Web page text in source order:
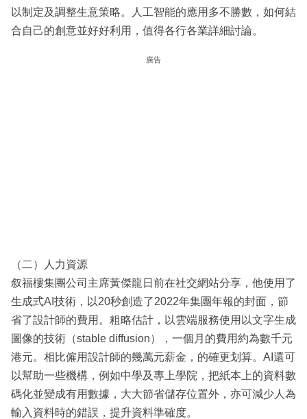
以制定及調整生意策略。人工智能的應用多不勝數，如何結
合自己的創意並好好利用，值得各行各業詳細討論。
廣告
（二）人力資源
叙福樓集團公司主席黃傑龍日前在社交網站分享，他使用了
生成式AI技術，以20秒創造了2022年集團年報的封面，節
省了設計師的費用。粗略估計，以雲端服務使用以文字生成
圖像的技術（stable diffusion），一個月的費用約為數千元
港元。相比僱用設計師的幾萬元薪金，的確更划算。AI還可
以幫助一些機構，例如中學及專上學院，把紙本上的資料數
碼化並變成有用數據，大大節省儲存位置外，亦可減少人為
輸入資料時的錯誤，提升資料準確度。